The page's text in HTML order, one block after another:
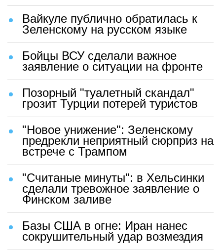
Вайкуле публично обратилась к
Зеленскому на русском языке
Бойцы ВСУ сделали важное
заявление о ситуации на фронте
Позорный "туалетный скандал"
грозит Турции потерей туристов
"Новое унижение": Зеленскому
предрекли неприятный сюрприз на
встрече с Трампом
"Считаные минуты": в Хельсинки
сделали тревожное заявление о
Финском заливе
Базы США в огне: Иран нанес
сокрушительный удар возмездия